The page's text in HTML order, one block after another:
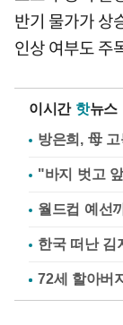
반기 물가가 상
인상 여부도 주
이시간 핫뉴스
방은희, 母
"바지 벗고
월드컵 예선
한국 떠난 김